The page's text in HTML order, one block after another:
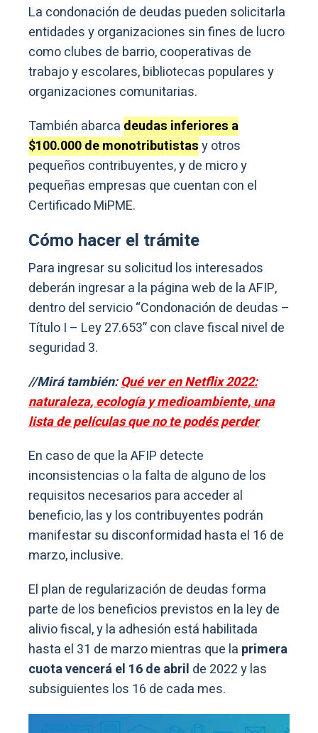
La condonación de deudas pueden solicitarla
entidades y organizaciones sin fines de lucro
como clubes de barrio, cooperativas de
trabajo y escolares, bibliotecas populares y
organizaciones comunitarias.
También abarca deudas inferiores a
$100.000 de monotributistasy otros
pequeños contribuyentes, y de micro y
pequeñas empresas que cuentan con el
Certificado MiPME.
Cómo hacer el trámite
Para ingresar su solicitud los interesados
deberán ingresar a la página web de la AFIP,
dentro del servicio “Condonación de deudas –
Título I – Ley 27.653” con clave fiscal nivel de
seguridad 3.
//Mirá también:Qué ver en Netflix 2022:
naturaleza, ecología y medioambiente, una
lista de películas que no te podés perder
En caso de que la AFIP detecte
inconsistencias o la falta de alguno de los
requisitos necesarios para acceder al
beneficio, las y los contribuyentes podrán
manifestar su disconformidad hasta el 16 de
marzo, inclusive.
El plan de regularización de deudas forma
parte de los beneficios previstos en la ley de
alivio fiscal, y la adhesión está habilitada
hasta el 31 de marzo mientras que la primera
cuota vencerá el 16 de abril de 2022 y las
subsiguientes los 16 de cada mes.